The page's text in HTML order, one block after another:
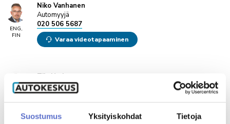
Suostumus Yksityiskohdat Tietoja
ENG,
FIN
Niko Vanhanen
Automyyjä
020 506 5687
Varaa videotapaaminen
Tiia Harinen
Automyyjä
020 506 5756